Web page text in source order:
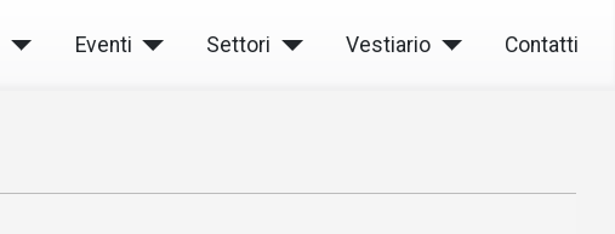
Eventi Settori Vestiario Contatti